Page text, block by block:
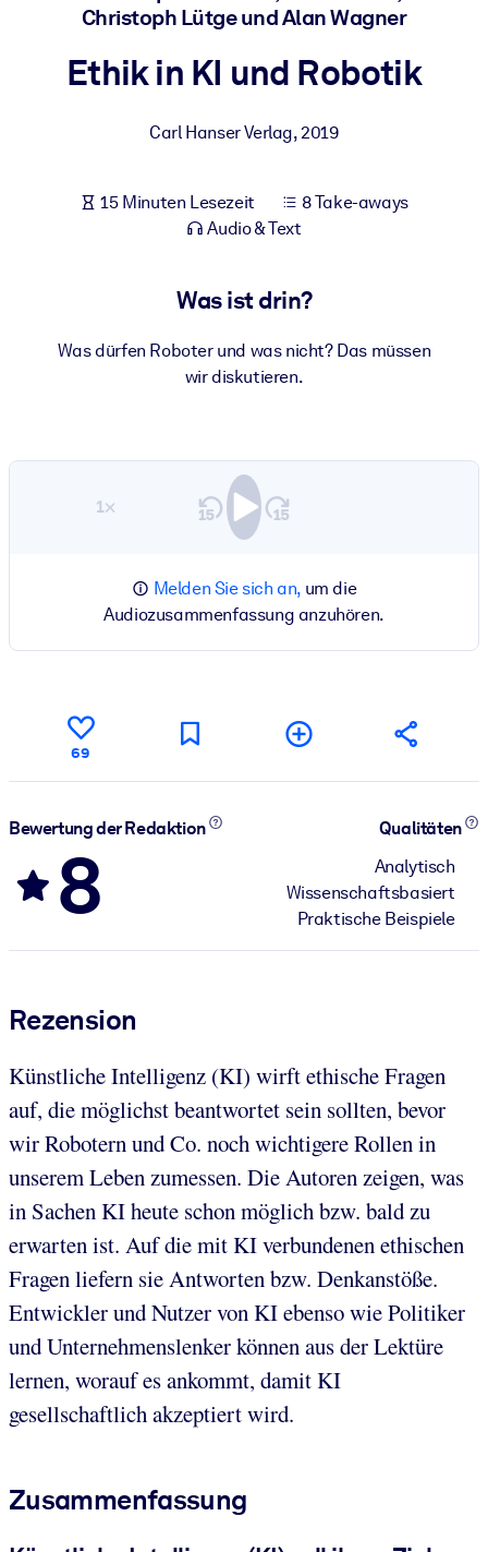
Gesundheit & Wohlbefinden
bessere Lernergebnisse.
vertrauenswürdigem, praxisnahem Business-Wissen.
Für KI-Systeme
Nutzen Sie verlässliches, strukturiertes Wissen, um die Ergebnisse
Christoph Lütge und Alan Wagner
Ethik in KI und Robotik
Carl Hanser Verlag,2019
15 Minuten Lesezeit
8 Take-aways
Audio & Text
Was ist drin?
Was dürfen Roboter und was nicht? Das müssen
wir diskutieren.
1×
Melden Sie sich an,um die
Audiozusammenfassung anzuhören.
69
Bewertung der Redaktion
8
Qualitäten
Analytisch
Wissenschaftsbasiert
Praktische Beispiele
Rezension
Künstliche Intelligenz (KI) wirft ethische Fragen
auf, die möglichst beantwortet sein sollten, bevor
wir Robotern und Co. noch wichtigere Rollen in
unserem Leben zumessen. Die Autoren zeigen, was
in Sachen KI heute schon möglich bzw. bald zu
erwarten ist. Auf die mit KI verbundenen ethischen
Fragen liefern sie Antworten bzw. Denkanstöße.
Entwickler und Nutzer von KI ebenso wie Politiker
und Unternehmenslenker können aus der Lektüre
lernen, worauf es ankommt, damit KI
gesellschaftlich akzeptiert wird.
Zusammenfassung